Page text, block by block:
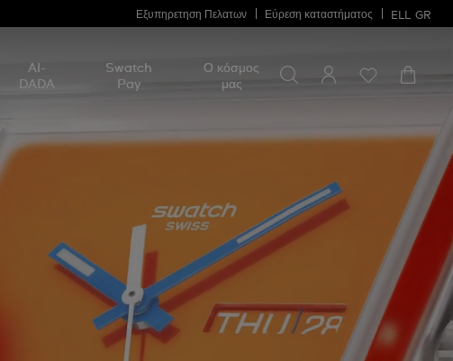
Εξυπηρετηση Πελατων Εύρεση καταστήματος ELL GR
AI-
DADA
Swatch
Pay
Ο κόσμος
μας